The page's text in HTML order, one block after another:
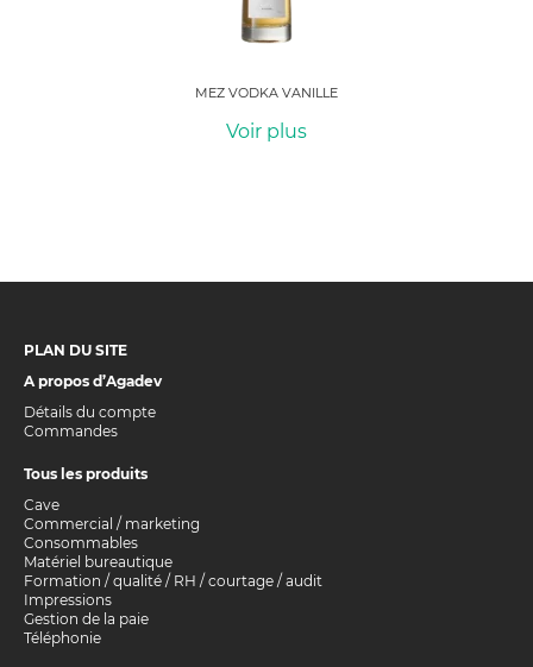
MEZ VODKA VANILLE
Voir plus
PLAN DU SITE
A propos d’Agadev
Détails du compte
Commandes
Tous les produits
Cave
Commercial / marketing
Consommables
Matériel bureautique
Formation / qualité / RH / courtage / audit
Impressions
Gestion de la paie
Téléphonie